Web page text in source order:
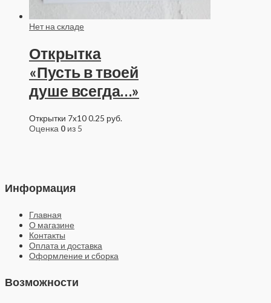
Нет на складе
Открытка
«Пусть в твоей
душе всегда…»
Открытки 7x100.25 руб.
Оценка 0 из 5
Информация
Главная
О магазине
Контакты
Оплата и доставка
Оформление и сборка
Возможности